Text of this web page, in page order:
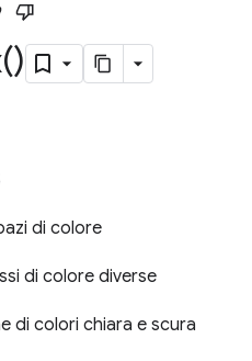
)
di colore
di colore diverse
di colori chiara e scura